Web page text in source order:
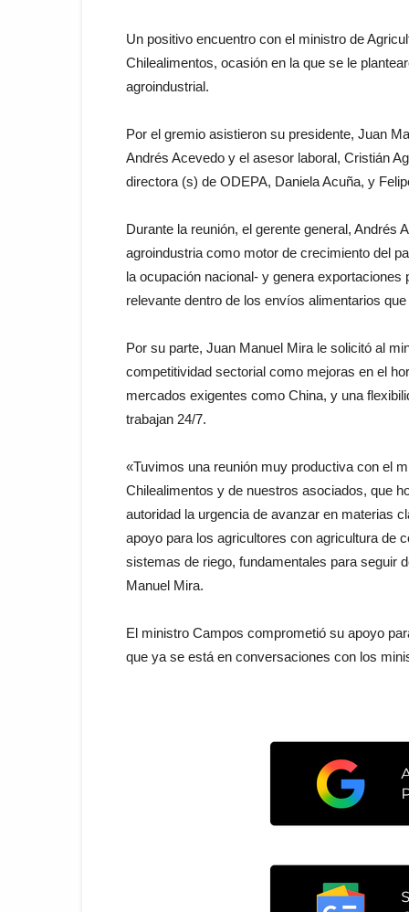
Un positivo encuentro con el ministro de
Chilealimentos, ocasión en la que se le
agroindustrial.
Por el gremio asistieron su presidente, Juan
Andrés Acevedo y el asesor laboral, Cristián
directora (s) de ODEPA, Daniela Acuña, y
Durante la reunión, el gerente general, Andrés
agroindustria como motor de crecimiento del
la ocupación nacional- y genera
relevante dentro de los envíos alimentarios
Por su parte, Juan Manuel Mira le solicitó al
competitividad sectorial como mejoras en el
mercados exigentes como China, y una
trabajan 24/7.
«Tuvimos una reunión muy productiva con el
Chilealimentos y de nuestros asociados, que
autoridad la urgencia de avanzar en materias
apoyo para los agricultores con agricultura de
sistemas de riego, fundamentales para seguir
Manuel Mira.
El ministro Campos comprometió su apoyo
que ya se está en conversaciones con los